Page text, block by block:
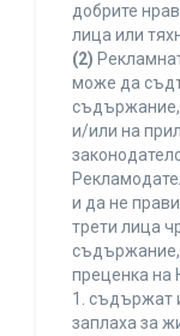
добрите
лица или
(2)
може да
съдържание,
и/или на
и да не
трети лица
съдържание,
преценка на
1. съдържат
заплаха за